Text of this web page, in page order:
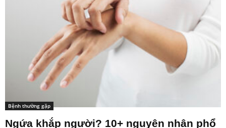
Bệnh thường gặp
Ngứa khắp người? 10+ nguyên nhân phổ